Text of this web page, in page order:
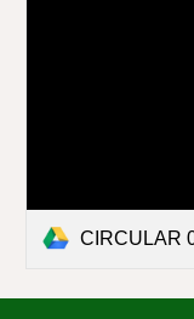
CIRCULAR 066 - 03-SEPT-2021 -